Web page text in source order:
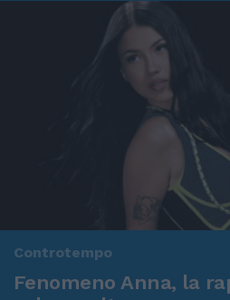
Controtempo
Fenomeno Anna, la